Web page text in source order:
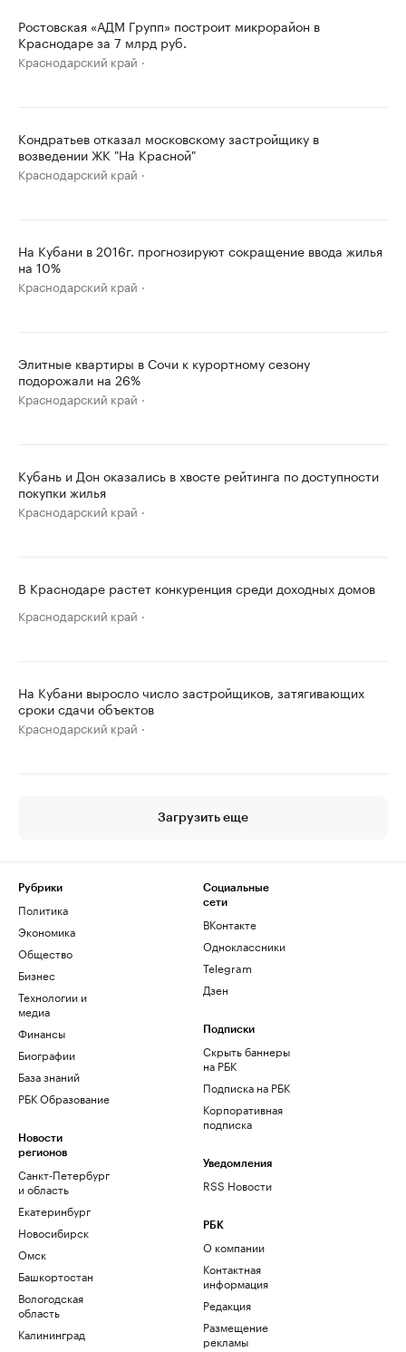
Ростовская «АДМ Групп» построит микрорайон в
Краснодаре за 7 млрд руб.
Краснодарский край
Кондратьев отказал московскому застройщику в
возведении ЖК "На Красной"
Краснодарский край
На Кубани в 2016г. прогнозируют сокращение ввода жилья
на 10%
Краснодарский край
Элитные квартиры в Сочи к курортному сезону
подорожали на 26%
Краснодарский край
Кубань и Дон оказались в хвосте рейтинга по доступности
покупки жилья
Краснодарский край
В Краснодаре растет конкуренция среди доходных домов
Краснодарский край
На Кубани выросло число застройщиков, затягивающих
сроки сдачи объектов
Краснодарский край
Загрузить еще
Рубрики
Политика
Экономика
Общество
Бизнес
Технологии и
медиа
Финансы
Биографии
База знаний
РБК Образование
Новости
регионов
Санкт-Петербург
и область
Екатеринбург
Новосибирск
Омск
Башкортостан
Вологодская
область
Калининград
Социальные
сети
ВКонтакте
Одноклассники
Telegram
Дзен
Подписки
Скрыть баннеры
на РБК
Подписка на РБК
Корпоративная
подписка
Уведомления
RSS Новости
РБК
О компании
Контактная
информация
Редакция
Размещение
рекламы